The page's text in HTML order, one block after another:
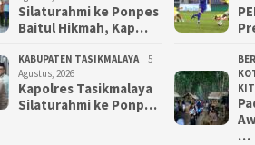
Silaturahmi ke Ponpes
Baitul Hikmah, Kap…
KABUPATEN TASIKMALAYA
5
Agustus, 2026
Kapolres Tasikmalaya
Silaturahmi ke Ponp…
…